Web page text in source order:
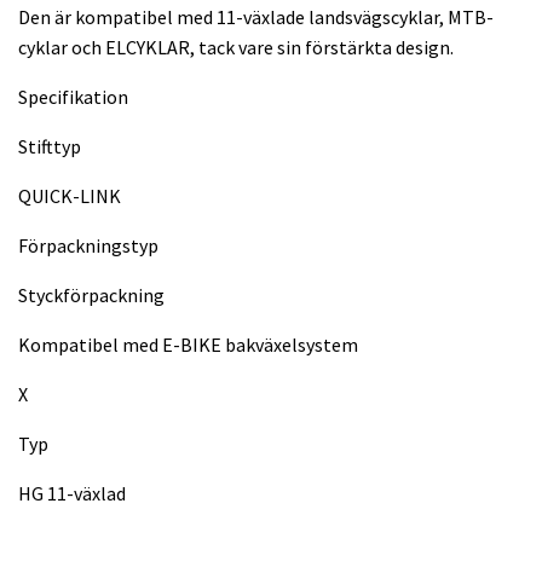
Den är kompatibel med 11-växlade landsvägscyklar, MTB-
cyklar och ELCYKLAR, tack vare sin förstärkta design.
Specifikation
Stifttyp
QUICK-LINK
Förpackningstyp
Styckförpackning
Kompatibel med E-BIKE bakväxelsystem
X
Typ
HG 11-växlad